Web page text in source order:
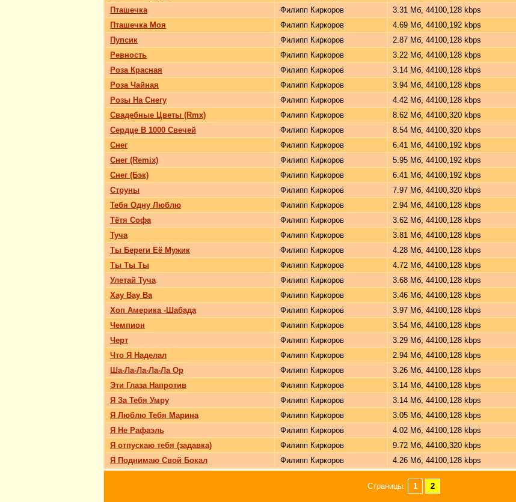
Пташечка
Филипп Киркоров 3.31 Мб, 44100,128 kbps
Пташечка Моя
Филипп Киркоров 4.69 Мб, 44100,192 kbps
Пупсик
Филипп Киркоров 2.87 Мб, 44100,128 kbps
Ревность
Филипп Киркоров 3.22 Мб, 44100,128 kbps
Роза Красная
Филипп Киркоров 3.14 Мб, 44100,128 kbps
Роза Чайная
Филипп Киркоров 3.94 Мб, 44100,128 kbps
Розы На Снегу
Филипп Киркоров 4.42 Мб, 44100,128 kbps
Свадебные Цветы (Rmx)
Филипп Киркоров 8.62 Мб, 44100,320 kbps
Сердце В 1000 Свечей
Филипп Киркоров 8.54 Мб, 44100,320 kbps
Снег
Филипп Киркоров 6.41 Мб, 44100,192 kbps
Снег (Remix)
Филипп Киркоров 5.95 Мб, 44100,192 kbps
Снег (Бэк)
Филипп Киркоров 6.41 Мб, 44100,192 kbps
Струны
Филипп Киркоров 7.97 Мб, 44100,320 kbps
Тебя Одну Люблю
Филипп Киркоров 2.94 Мб, 44100,128 kbps
Тётя Софа
Филипп Киркоров 3.62 Мб, 44100,128 kbps
Туча
Филипп Киркоров 3.81 Мб, 44100,128 kbps
Ты Береги Её Мужик
Филипп Киркоров 4.28 Мб, 44100,128 kbps
Ты Ты Ты
Филипп Киркоров 4.72 Мб, 44100,128 kbps
Улетай Туча
Филипп Киркоров 3.68 Мб, 44100,128 kbps
Хау Вау Ва
Филипп Киркоров 3.46 Мб, 44100,128 kbps
Хоп Америка -Шабада
Филипп Киркоров 3.97 Мб, 44100,128 kbps
Чемпион
Филипп Киркоров 3.54 Мб, 44100,128 kbps
Черт
Филипп Киркоров 3.29 Мб, 44100,128 kbps
Что Я Наделал
Филипп Киркоров 2.94 Мб, 44100,128 kbps
Ша-Ла-Ла-Ла-Ла Ор
Филипп Киркоров 3.26 Мб, 44100,128 kbps
Эти Глаза Напротив
Филипп Киркоров 3.14 Мб, 44100,128 kbps
Я За Тебя Умру
Филипп Киркоров 3.14 Мб, 44100,128 kbps
Я Люблю Тебя Марина
Филипп Киркоров 3.05 Мб, 44100,128 kbps
Я Не Рафаэль
Филипп Киркоров 4.02 Мб, 44100,128 kbps
Я отпускаю тебя (задавка)
Филипп Киркоров 9.72 Мб, 44100,320 kbps
Я Поднимаю Свой Бокал
Филипп Киркоров 4.26 Мб, 44100,128 kbps
Страницы: 1 2